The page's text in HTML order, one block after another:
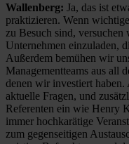
Wallenberg: Ja, das ist
praktizieren. Wenn
zu Besuch sind,
Unternehmen einzuladen,
Außerdem bemühen wir
Managementteams aus all
denen wir investiert haben.
aktuelle Fragen, und
Referenten ein wie Henry
immer hochkarätige
zum gegenseitigen